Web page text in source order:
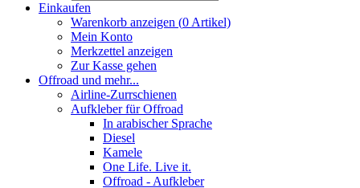
Einkaufen
Warenkorb anzeigen (0 Artikel)
Mein Konto
Merkzettel anzeigen
Zur Kasse gehen
Offroad und mehr...
Airline-Zurrschienen
Aufkleber für Offroad
In arabischer Sprache
Diesel
Kamele
One Life. Live it.
Offroad - Aufkleber